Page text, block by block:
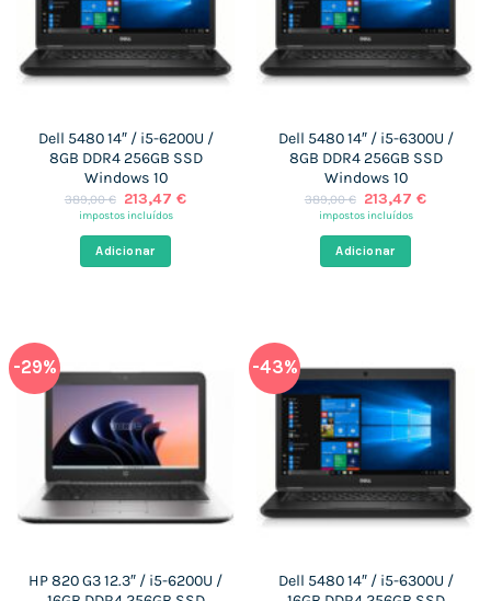
Dell 5480 14″ / i5-6200U /
8GB DDR4 256GB SSD
Windows 10
389,00€ O
preço
era:
389,00 €.
213,47€O
impostos incluídos
Adicionar
Dell 5480 14″ / i5-6300U /
8GB DDR4 256GB SSD
Windows 10
389,00€ O
preço
era:
389,00 €.
213,47€O
impostos incluídos
Adicionar
-29%
HP 820 G3 12.3″ / i5-6200U /
-43%
Dell 5480 14″ / i5-6300U /